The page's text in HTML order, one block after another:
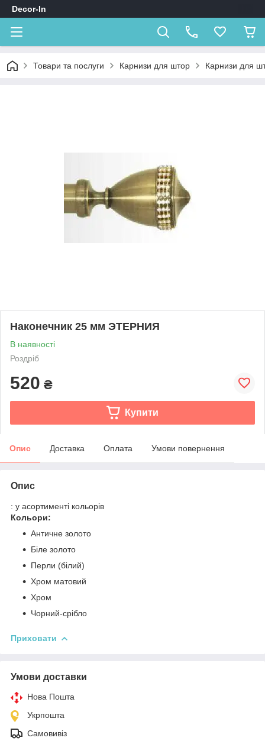
Decor-In
Товари та послуги Карнизи для штор Карнизи для
Наконечник 25 мм ЭТЕРНИЯ
В наявності
Роздріб
520 ₴
Купити
Опис Доставка Оплата Умови повернення
Опис
: у асортименті кольорів
Кольори:
Античне золото
Біле золото
Перли (білий)
Хром матовий
Хром
Чорний-срібло
Приховати
Умови доставки
Нова Пошта
Укрпошта
Самовивіз